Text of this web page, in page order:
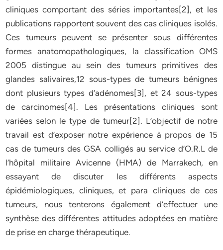
cliniques comportant des séries importantes[2], et les
publications rapportent souvent des cas cliniques isolés.
Ces tumeurs peuvent se présenter sous différentes
formes anatomopathologiques, la classification OMS
2005 distingue au sein des tumeurs primitives des
glandes salivaires,12 sous-types de tumeurs bénignes
dont plusieurs types d’adénomes[3], et 24 sous-types
de carcinomes[4]. Les présentations cliniques sont
variées selon le type de tumeur[2]. L’objectif de notre
travail est d’exposer notre expérience à propos de 15
cas de tumeurs des GSA colligés au service d’O.R.L de
l’hôpital militaire Avicenne (HMA) de Marrakech, en
essayant de discuter les différents aspects
épidémiologiques, cliniques, et para cliniques de ces
tumeurs, nous tenterons également d’effectuer une
synthèse des différentes attitudes adoptées en matière
de prise en charge thérapeutique.